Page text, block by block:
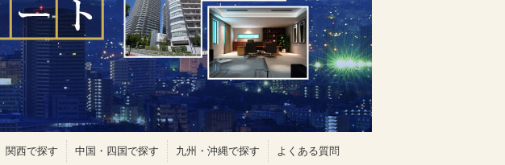
関西で探す 中国・四国で探す 九州・沖縄で探す よくある質問